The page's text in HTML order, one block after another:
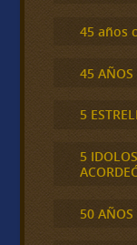
45 años
45 AÑOS
5
5
50 AÑOS